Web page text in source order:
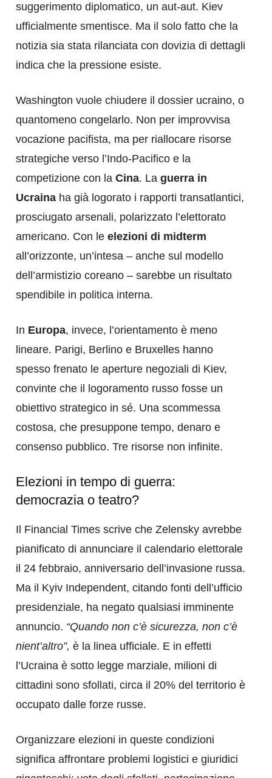
suggerimento diplomatico, un aut-aut. Kiev
ufficialmente smentisce. Ma il solo fatto che la
notizia sia stata rilanciata con dovizia di dettagli
indica che la pressione esiste.
Washington vuole chiudere il dossier ucraino, o
quantomeno congelarlo. Non per improvvisa
vocazione pacifista, ma per riallocare risorse
strategiche verso l’Indo-Pacifico e la
competizione con la Cina. La guerra in
Ucraina ha già logorato i rapporti transatlantici,
prosciugato arsenali, polarizzato l’elettorato
americano. Con le elezioni di midterm
all’orizzonte, un’intesa – anche sul modello
dell’armistizio coreano – sarebbe un risultato
spendibile in politica interna.
In Europa, invece, l’orientamento è meno
lineare. Parigi, Berlino e Bruxelles hanno
spesso frenato le aperture negoziali di Kiev,
convinte che il logoramento russo fosse un
obiettivo strategico in sé. Una scommessa
costosa, che presuppone tempo, denaro e
consenso pubblico. Tre risorse non infinite.
Elezioni in tempo di guerra:
democrazia o teatro?
Il Financial Times scrive che Zelensky avrebbe
pianificato di annunciare il calendario elettorale
il 24 febbraio, anniversario dell’invasione russa.
Ma il Kyiv Independent, citando fonti dell’ufficio
presidenziale, ha negato qualsiasi imminente
annuncio. “Quando non c’è sicurezza, non c’è
nient’altro”, è la linea ufficiale. E in effetti
l’Ucraina è sotto legge marziale, milioni di
cittadini sono sfollati, circa il 20% del territorio è
occupato dalle forze russe.
Organizzare elezioni in queste condizioni
significa affrontare problemi logistici e giuridici